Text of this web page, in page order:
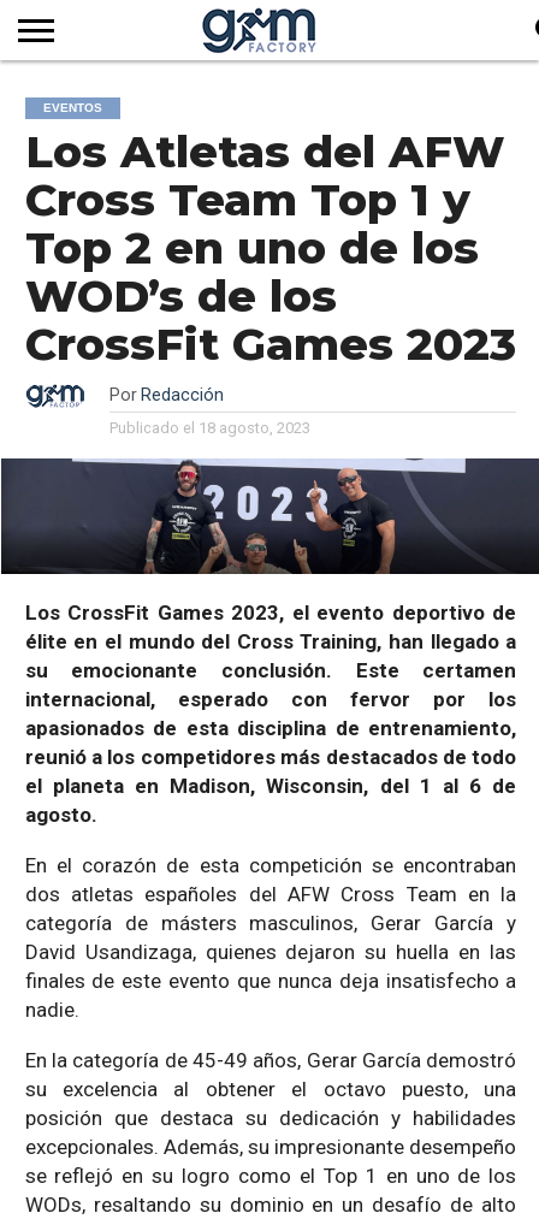
REVISTA
GYM
FACTORY
CLUB
DE
EMPRESAS
DEL
SERVICIOS
AUDIOVISUALES
MÁS
NOTICIAS
SUSCRIPCIÓN
EVENTOS
Los Atletas del AFW
Cross Team Top 1 y
Top 2 en uno de los
WOD’s de los
CrossFit Games 2023
Por Redacción
Publicado el 18 agosto, 2023
Los CrossFit Games 2023, el evento deportivo de
élite en el mundo del Cross Training, han llegado a
su emocionante conclusión. Este certamen
internacional, esperado con fervor por los
apasionados de esta disciplina de entrenamiento,
reunió a los competidores más destacados de todo
el planeta en Madison, Wisconsin, del 1 al 6 de
agosto.
En el corazón de esta competición se encontraban
dos atletas españoles del AFW Cross Team en la
categoría de másters masculinos, Gerar García y
David Usandizaga, quienes dejaron su huella en las
finales de este evento que nunca deja insatisfecho a
nadie.
En la categoría de 45-49 años, Gerar García demostró
su excelencia al obtener el octavo puesto, una
posición que destaca su dedicación y habilidades
excepcionales. Además, su impresionante desempeño
se reflejó en su logro como el Top 1 en uno de los
WODs, resaltando su dominio en un desafío de alto